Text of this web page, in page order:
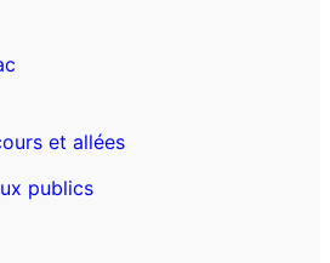
et allées
publics